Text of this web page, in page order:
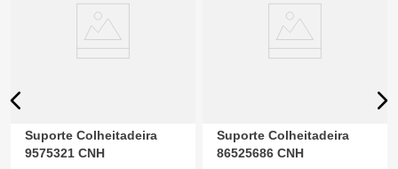
Suporte Colheitadeira
9575321 CNH
Suporte Colheitadeira
86525686 CNH